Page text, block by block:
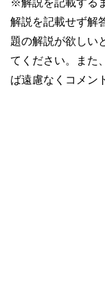
※解説を記載する
解説を記載せず解
題の解説が欲しい
てください。また
ば遠慮なくコメン